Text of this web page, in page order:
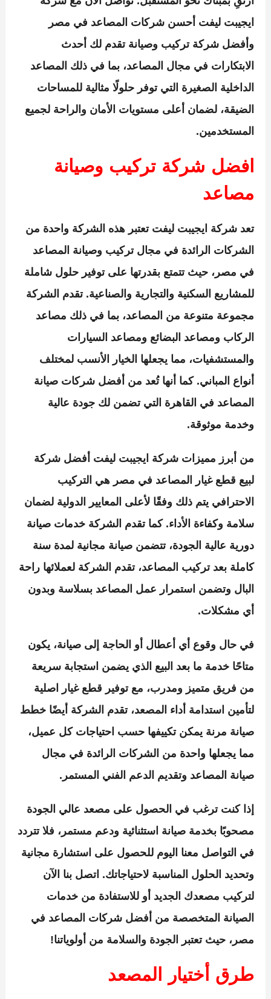
ايجيبت ليفت أحسن شركات المصاعد في مصر
وأفضل شركة تركيب وصيانة تقدم لك أحدث
الابتكارات في مجال المصاعد، بما في ذلك المصاعد
الداخلية الصغيرة التي توفر حلولًا مثالية للمساحات
الضيقة، لضمان أعلى مستويات الأمان والراحة لجميع
المستخدمين.
افضل شركة تركيب وصيانة
مصاعد
تعد شركة ايجيبت ليفتتعتبر هذه الشركة واحدة من
الشركات الرائدة في مجال تركيب وصيانة المصاعد
في مصر، حيث تتمتع بقدرتها على توفير حلول شاملة
للمشاريع السكنية والتجارية والصناعية. تقدم الشركة
مجموعة متنوعة من المصاعد، بما في ذلك مصاعد
الركاب ومصاعد البضائع ومصاعد السيارات
والمستشفيات، مما يجعلها الخيار الأنسب لمختلف
أنواع المباني. كما أنها تُعد من أفضل شركات صيانة
المصاعد في القاهرة التي تضمن لك جودة عالية
وخدمة موثوقة.
من أبرز مميزات شركة ايجيبت ليفت أفضل شركة
لبيع قطع غيار المصاعد في مصر هي التركيب
الاحترافي يتم ذلك وفقًا لأعلى المعايير الدولية لضمان
سلامة وكفاءة الأداء. كما تقدم الشركة خدمات صيانة
دورية عالية الجودة، تتضمن صيانة مجانية لمدة سنة
كاملة بعد تركيب المصاعد، تقدم الشركة لعملائها راحة
البال وتضمن استمرار عمل المصاعد بسلاسة وبدون
أي مشكلات.
في حال وقوع أي أعطال أو الحاجة إلى صيانة، يكون
متاحًا خدمة ما بعد البيع الذي يضمن استجابة سريعة
من فريق متميز ومدرب، مع توفير قطع غيار اصلية
لتأمين استدامة أداء المصعد، تقدم الشركة أيضًا خطط
صيانة مرنة يمكن تكييفها حسب احتياجات كل عميل،
مما يجعلها واحدة من الشركات الرائدة في مجال
صيانة المصاعد وتقديم الدعم الفني المستمر.
إذا كنت ترغب في الحصول على مصعد عالي الجودة
مصحوبًا بخدمة صيانة استثنائية ودعم مستمر، فلا تتردد
في التواصل معنا اليوم للحصول على استشارة مجانية
وتحديد الحلول المناسبة لاحتياجاتك. اتصل بنا الآن
لتركيب مصعدك الجديد أو للاستفادة من خدمات
الصيانة المتخصصة من أفضل شركات المصاعد في
مصر، حيث تعتبر الجودة والسلامة من أولوياتنا!
طرق أختيار المصعد